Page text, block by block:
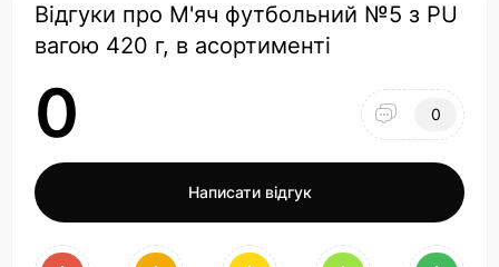
Відгуки про М'яч футбольний №5 з PU
вагою 420 г, в асортименті
0 0
Написати відгук